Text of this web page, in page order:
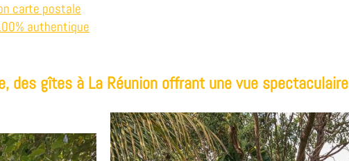
carte postale
authentique
des gîtes à La Réunion offrant une vue spectaculaire